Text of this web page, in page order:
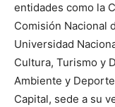
entidades como la
Comisión Nacional
Universidad
Cultura, Turismo y
Ambiente y
Capital, sede a su